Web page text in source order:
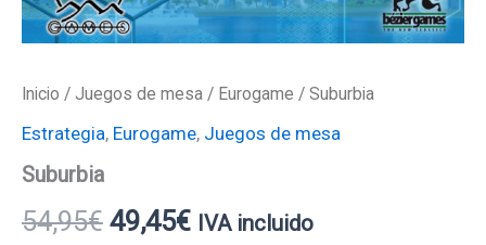
Inicio / Juegos de mesa / Eurogame / Suburbia
Estrategia, Eurogame, Juegos de mesa
Suburbia
54,95€ 49,45€ IVA incluido